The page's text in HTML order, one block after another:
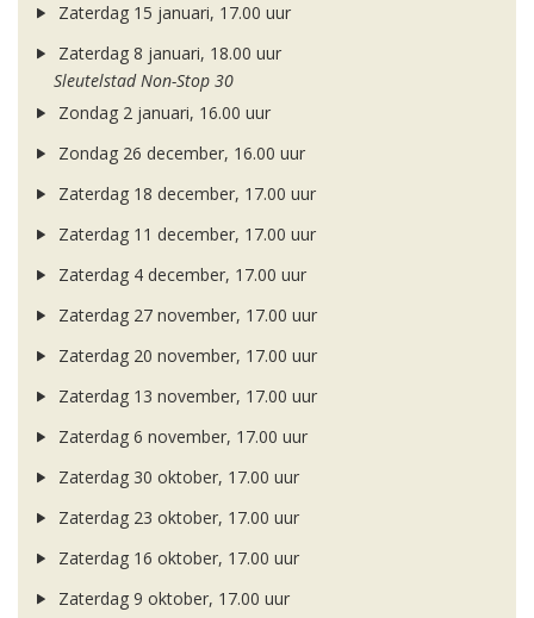
Zaterdag 15 januari, 17.00 uur
Zaterdag 8 januari, 18.00 uur
Sleutelstad Non-Stop 30
Zondag 2 januari, 16.00 uur
Zondag 26 december, 16.00 uur
Zaterdag 18 december, 17.00 uur
Zaterdag 11 december, 17.00 uur
Zaterdag 4 december, 17.00 uur
Zaterdag 27 november, 17.00 uur
Zaterdag 20 november, 17.00 uur
Zaterdag 13 november, 17.00 uur
Zaterdag 6 november, 17.00 uur
Zaterdag 30 oktober, 17.00 uur
Zaterdag 23 oktober, 17.00 uur
Zaterdag 16 oktober, 17.00 uur
Zaterdag 9 oktober, 17.00 uur